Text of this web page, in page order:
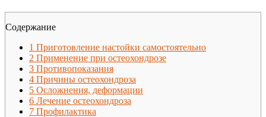
Содержание
1 Приготовление настойки самостоятельно
2 Применение при остеохондрозе
3 Противопоказания
4 Причины остеохондроза
5 Осложнения, деформации
6 Лечение остеохондроза
7 Профилактика